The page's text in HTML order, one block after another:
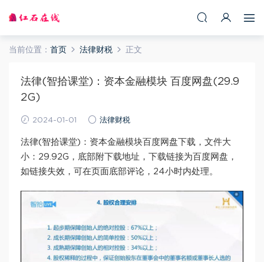
当前位置： 首页 法律财税 正文
法律(智拾课堂)：资本金融模块 百度网盘(29.9
2G)
2024-01-01 法律财税
法律(智拾课堂)：资本金融模块百度网盘下载，文件大
小：29.92G，底部附下载地址，下载链接为百度网盘，
如链接失效，可在页面底部评论，24小时内处理。